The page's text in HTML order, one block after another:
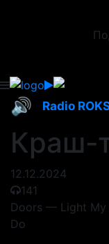
🔊 Radio
Краш-
12.12.2024
141
Doors — Light My
Do